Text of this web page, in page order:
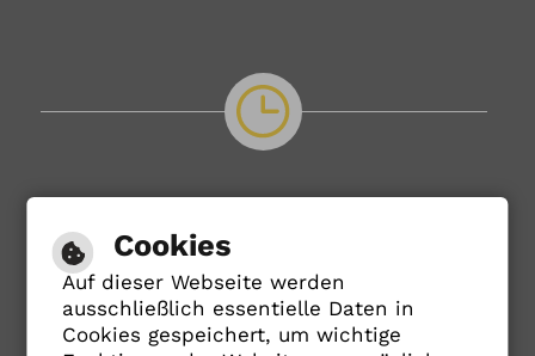
Rathaus
Bürgerbüro
Cookies
Auf dieser Webseite werden
ausschließlich essentielle Daten in
Cookies gespeichert, um wichtige